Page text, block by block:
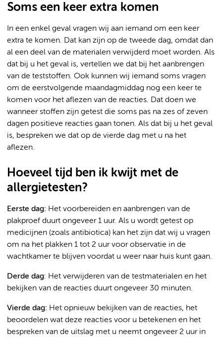
Soms een keer extra komen
In een enkel geval vragen wij aan iemand om een keer
extra te komen. Dat kan zijn op de tweede dag, omdat dan
al een deel van de materialen verwijderd moet worden. Als
dat bij u het geval is, vertellen we dat bij het aanbrengen
van de teststoffen. Ook kunnen wij iemand soms vragen
om de eerstvolgende maandagmiddag nog een keer te
komen voor het aflezen van de reacties. Dat doen we
wanneer stoffen zijn getest die soms pas na zes of zeven
dagen positieve reacties gaan tonen. Als dat bij u het geval
is, bespreken we dat op de vierde dag met u na het
aflezen.
Hoeveel tijd ben ik kwijt met de
allergietesten?
Eerste dag: Het voorbereiden en aanbrengen van de
plakproef duurt ongeveer 1 uur. Als u wordt getest op
medicijnen (zoals antibiotica) kan het zijn dat wij u vragen
om na het plakken 1 tot 2 uur voor observatie in de
wachtkamer te blijven voordat u weer naar huis kunt gaan.
Derde dag: Het verwijderen van de testmaterialen en het
bekijken van de reacties duurt ongeveer 30 minuten.
Vierde dag: Het opnieuw bekijken van de reacties, het
beoordelen wat deze reacties voor u betekenen en het
bespreken van de uitslag met u neemt ongeveer 2 uur in